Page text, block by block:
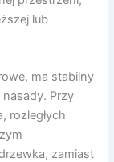
lub
ma stabilny
nasady. Przy
rozległych
zamiast